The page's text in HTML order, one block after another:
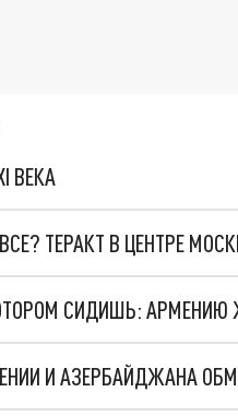
ВЕКА
ТЕРАКТ В ЦЕНТРЕ